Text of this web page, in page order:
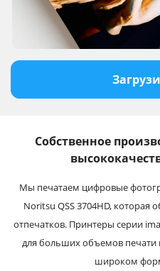
Собственное
Мы печатаем цифровые
Noritsu QSS 3704HD, которая
отпечатков. Принтеры серии
для больших объемов печати
широком